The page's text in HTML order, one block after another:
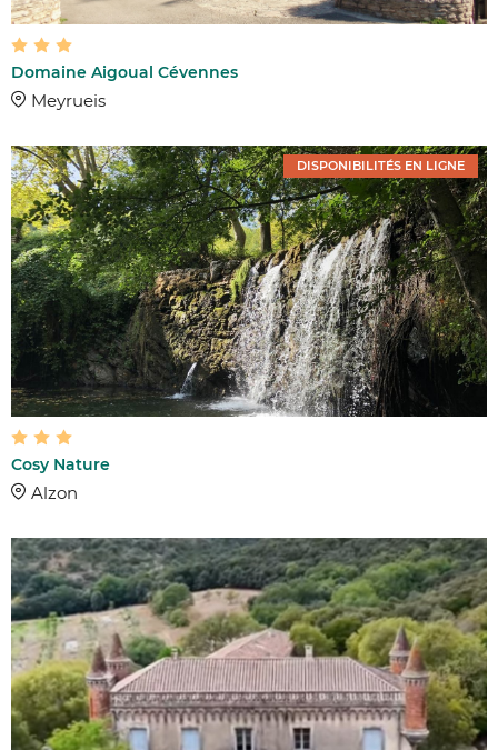
Domaine Aigoual Cévennes
Meyrueis
Cosy Nature
Alzon
DISPONIBILITÉS EN LIGNE